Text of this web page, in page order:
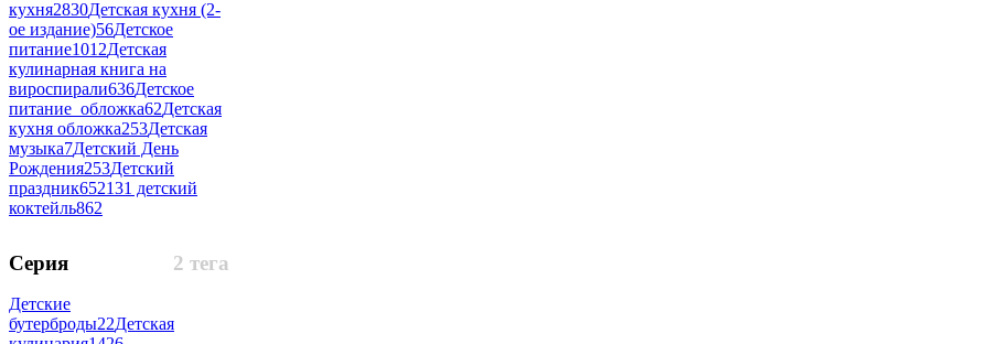
кухня2830Детская кухня (2-
ое издание)56Детское
питание1012Детская
кулинарная книга на
вироспирали636Детское
питание_обложка62Детская
кухня обложка253Детская
музыка7Детский День
Рождения253Детский
праздник652131 детский
коктейль862
2 тега
Серия
Детские
бутерброды22Детская